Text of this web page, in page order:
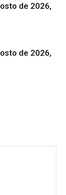
de 2026,
de 2026,